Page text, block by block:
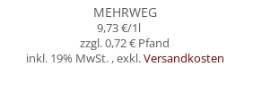
MEHRWEG
9,73 €/1l
0,72 €
inkl. 19% MwSt. ,exkl.Versandkosten